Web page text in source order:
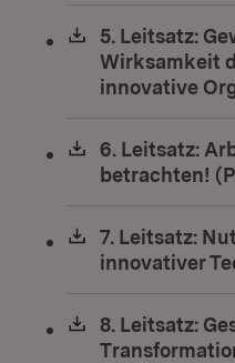
Download:
5. Leitsatz:
Wirksamkeit
innovative
Download:
6. Leitsatz:
betrachten!
Download:
7. Leitsatz:
innovativer
Download:
8. Leitsatz: